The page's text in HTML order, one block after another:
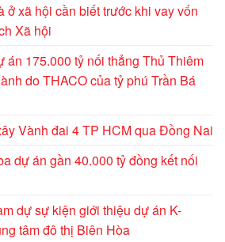
ở xã hội cần biết trước khi vay vốn
Xã hội
án 175.000 tỷ nối thẳng Thủ Thiêm
do THACO của tỷ phú Trần Bá
Vành đai 4 TP HCM qua Đồng Nai
dự án gần 40.000 tỷ đồng kết nối
dự sự kiện giới thiệu dự án K-
tâm đô thị Biên Hòa